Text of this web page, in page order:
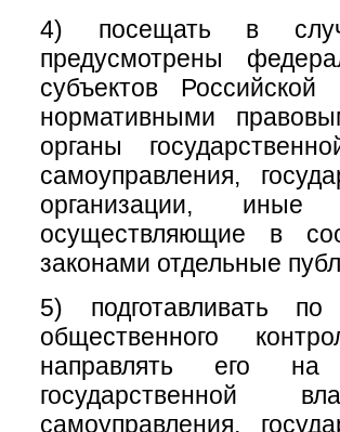
4) посещать в
предусмотрены
субъектов
нормативными
органы
самоуправления,
организации,
осуществляющие в
законами отдельные
5) подготавливать по
общественного
направлять его
государственной
самоуправления,